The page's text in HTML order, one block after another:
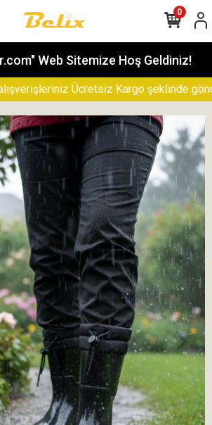
Web Sitemize Hoş Geldiniz!
Ücretsiz Kargo şeklinde
0